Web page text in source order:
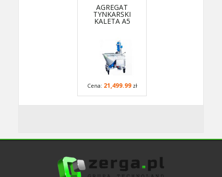
AGREGAT
TYNKARSKI
KALETA A5
Cena: 21,499.99zł